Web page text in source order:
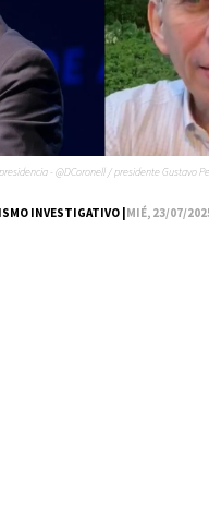
INVESTIGATIVO |MIÉ, 23/07/
- @DCoronell / presidente Gustavo